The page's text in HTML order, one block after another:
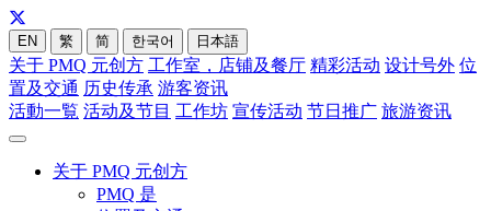
EN 繁 简 한국어 日本語
关于 PMQ 元创方 工作室，店铺及餐厅 精彩活动 设计号外 位
置及交通 历史传承 游客资讯
活動一覧 活动及节目 工作坊 宣传活动 节日推广 旅游资讯
关于 PMQ 元创方
PMQ 是